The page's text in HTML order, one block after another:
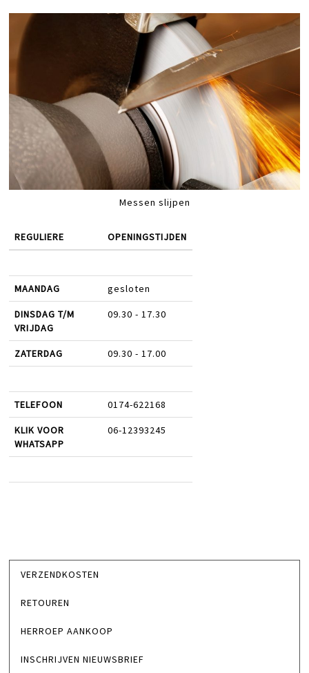
Messen slijpen
REGULIERE OPENINGSTIJDEN
MAANDAG gesloten
DINSDAG T/M
VRIJDAG
09.30 - 17.30
ZATERDAG 09.30 - 17.00
TELEFOON 0174-622168
KLIK VOOR
WHATSAPP
06-12393245
VERZENDKOSTEN
RETOUREN
HERROEP AANKOOP
INSCHRIJVEN NIEUWSBRIEF